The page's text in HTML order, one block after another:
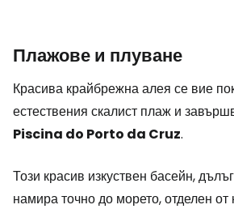
Плажове и плуване
Красива крайбрежна алея се вие
естествения скалист плаж и
Piscina do Porto da Cruz.
Този красив изкуствен басейн,
намира точно до морето, отделен от